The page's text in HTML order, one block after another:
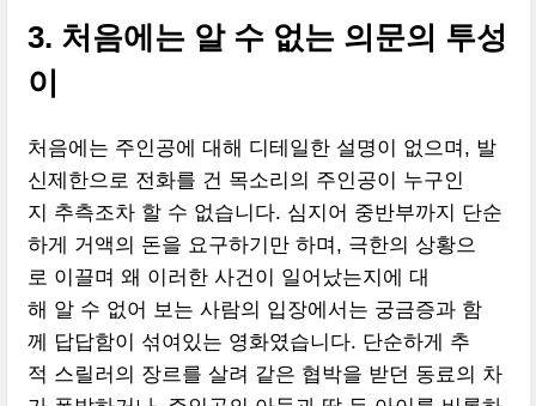
3. 처음에는 알 수 없는 의문의 투성
이
처음에는 주인공에 대해 디테일한 설명이 없으며, 발
신제한으로 전화를 건 목소리의 주인공이 누구인
지 추측조차 할 수 없습니다. 심지어 중반부까지 단순
하게 거액의 돈을 요구하기만 하며, 극한의 상황으
로 이끌며 왜 이러한 사건이 일어났는지에 대
해 알 수 없어 보는 사람의 입장에서는 궁금증과 함
께 답답함이 섞여있는 영화였습니다. 단순하게 추
적 스릴러의 장르를 살려 같은 협박을 받던 동료의 차